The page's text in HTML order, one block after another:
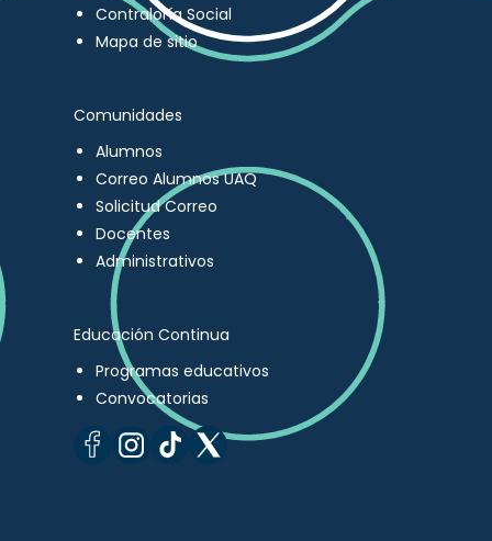
Contraloría Social
Mapa de sitio
Comunidades
Alumnos
Correo Alumnos UAQ
Solicitud Correo
Docentes
Administrativos
Educación Continua
Programas educativos
Convocatorias